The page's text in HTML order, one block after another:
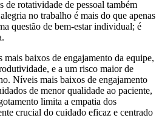
de rotatividade de pessoal também
no trabalho é mais do que apenas
questão de bem-estar individual; é
baixos de engajamento da equipe,
e a um risco maior de
Níveis mais baixos de engajamento
de menor qualidade ao paciente,
limita a empatia dos
crucial do cuidado eficaz e centrado